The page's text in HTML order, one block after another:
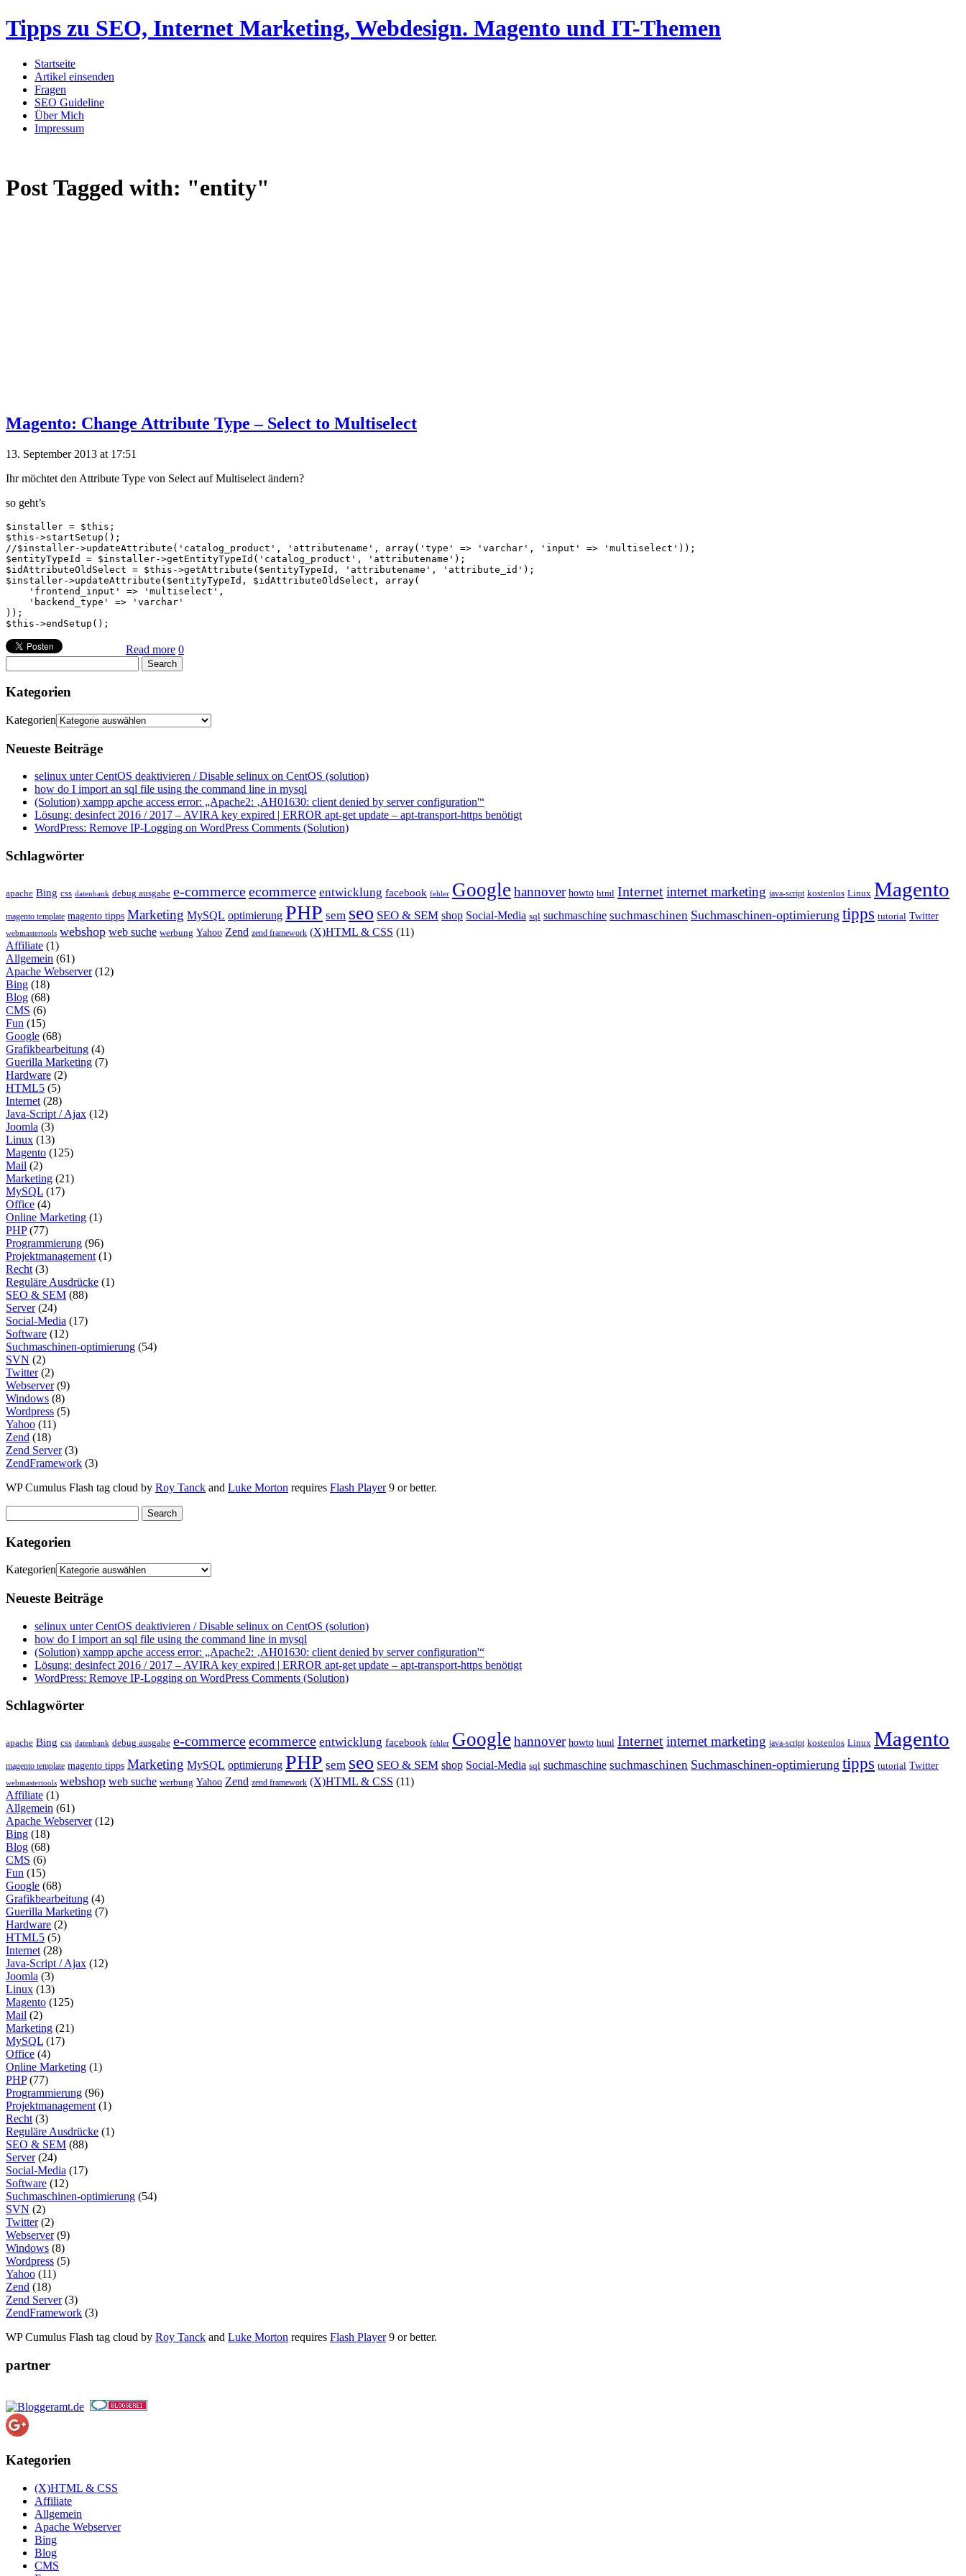
Tipps zu SEO, Internet Marketing, Webdesign. Magento und IT-Themen
Startseite
Artikel einsenden
Fragen
SEO Guideline
Über Mich
Impressum
Post Tagged with: "entity"
Magento: Change Attribute Type – Select to Multiselect
13. September 2013 at 17:51
Ihr möchtet den Attribute Type von Select auf Multiselect ändern?
so geht’s
$installer = $this;
$this->startSetup();
//$installer->updateAttribute('catalog_product', 'attributename', array('type' => 'varchar', 'input' => 'multiselect'));
$entityTypeId = $installer->getEntityTypeId('catalog_product', 'attributename');
$idAttributeOldSelect = $this->getAttribute($entityTypeId, 'attributename', 'attribute_id');
$installer->updateAttribute($entityTypeId, $idAttributeOldSelect, array(
    'frontend_input' => 'multiselect',
    'backend_type' => 'varchar'
));
Read more 0
Kategorien
Kategorien
Neueste Beiträge
selinux unter CentOS deaktivieren / Disable selinux on CentOS (solution)
how do I import an sql file using the command line in mysql
(Solution) xampp apche access error: „Apache2: ‚AH01630: client denied by server configuration'“
Lösung: desinfect 2016 / 2017 – AVIRA key expired | ERROR apt-get update – apt-transport-https benötigt
WordPress: Remove IP-Logging on WordPress Comments (Solution)
Schlagwörter
apache Bing css datenbank debug ausgabe e-commerceecommerce entwicklung facebook fehler Google hannover howto html Internetinternet marketing java-script kostenlos Linux Magento
magento template magento tipps Marketing MySQL optimierung PHP sem seo SEO & SEM shop Social-Media sql suchmaschine suchmaschinen Suchmaschinen-optimierung tipps tutorial Twitter
webmastertools webshop web suche werbung Yahoo Zend zend framework (X)HTML & CSS (11)
Affiliate (1)
Allgemein (61)
Apache Webserver(12)
Bing (18)
Blog (68)
CMS (6)
Fun (15)
Google (68)
Grafikbearbeitung (4)
Guerilla Marketing (7)
Hardware (2)
HTML5 (5)
Internet (28)
Java-Script / Ajax (12)
Joomla (3)
Linux (13)
Magento (125)
Mail (2)
Marketing (21)
MySQL (17)
Office (4)
Online Marketing (1)
PHP(77)
Programmierung (96)
Projektmanagement (1)
Recht (3)
Reguläre Ausdrücke (1)
SEO & SEM (88)
Server(24)
Social-Media (17)
Software (12)
Suchmaschinen-optimierung (54)
SVN (2)
Twitter(2)
Webserver(9)
Windows (8)
Wordpress (5)
Yahoo (11)
Zend (18)
Zend Server(3)
ZendFramework (3)
WP Cumulus Flash tag cloud by Roy Tanck and Luke Morton requires Flash Player9 or better.
Kategorien
Kategorien
Neueste Beiträge
selinux unter CentOS deaktivieren / Disable selinux on CentOS (solution)
how do I import an sql file using the command line in mysql
(Solution) xampp apche access error: „Apache2: ‚AH01630: client denied by server configuration'“
Lösung: desinfect 2016 / 2017 – AVIRA key expired | ERROR apt-get update – apt-transport-https benötigt
WordPress: Remove IP-Logging on WordPress Comments (Solution)
Schlagwörter
apache Bing css datenbank debug ausgabe e-commerceecommerce entwicklung facebook fehler Google hannover howto html Internetinternet marketing java-script kostenlos Linux Magento
magento template magento tipps Marketing MySQL optimierung PHP sem seo SEO & SEM shop Social-Media sql suchmaschine suchmaschinen Suchmaschinen-optimierung tipps tutorial Twitter
webmastertools webshop web suche werbung Yahoo Zend zend framework (X)HTML & CSS (11)
Affiliate (1)
Allgemein (61)
Apache Webserver(12)
Bing (18)
Blog (68)
CMS (6)
Fun (15)
Google (68)
Grafikbearbeitung (4)
Guerilla Marketing (7)
Hardware (2)
HTML5 (5)
Internet (28)
Java-Script / Ajax (12)
Joomla (3)
Linux (13)
Magento (125)
Mail (2)
Marketing (21)
MySQL (17)
Office (4)
Online Marketing (1)
PHP(77)
Programmierung (96)
Projektmanagement (1)
Recht (3)
Reguläre Ausdrücke (1)
SEO & SEM (88)
Server(24)
Social-Media (17)
Software (12)
Suchmaschinen-optimierung (54)
SVN (2)
Twitter(2)
Webserver(9)
Windows (8)
Wordpress (5)
Yahoo (11)
Zend (18)
Zend Server(3)
ZendFramework (3)
WP Cumulus Flash tag cloud by Roy Tanck and Luke Morton requires Flash Player9 or better.
partner
Kategorien
(X)HTML & CSS
Affiliate
Allgemein
Apache Webserver
Bing
Blog
CMS